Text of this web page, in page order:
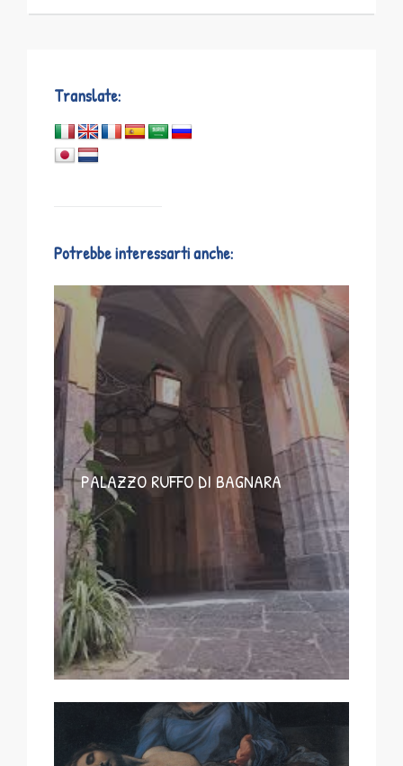
Translate:
Potrebbe interessarti anche:
PALAZZO RUFFO DI BAGNARA